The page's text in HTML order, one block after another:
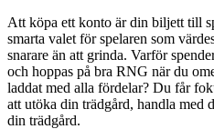
Att köpa ett konto är din biljett till
smarta valet för spelaren som
snarare än att grinda. Varför
och hoppas på bra RNG när du
laddat med alla fördelar? Du får
att utöka din trädgård, handla med
din trädgård.